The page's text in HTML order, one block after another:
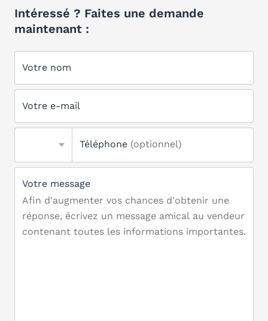
Intéressé ? Faites une demande
maintenant :
Votre nom
Votre e-mail
Téléphone (optionnel)
Votre message